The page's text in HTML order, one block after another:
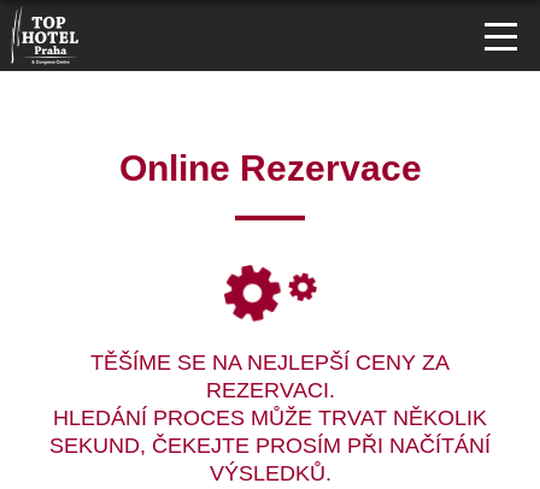
Online Rezervace
TĚŠÍME SE NA NEJLEPŠÍ CENY ZA
REZERVACI.
HLEDÁNÍ PROCES MŮŽE TRVAT NĚKOLIK
SEKUND, ČEKEJTE PROSÍM PŘI NAČÍTÁNÍ
VÝSLEDKŮ.